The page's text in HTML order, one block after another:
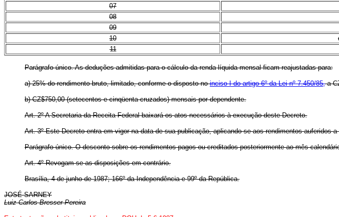
07
08
09
10
11
Parágrafo único. As deduções admitidas para o cálculo da renda líquida mensal ficam reajustadas para:
a) 25% do rendimento bruto, limitado, conforme o disposto noinciso I do artigo 6º da Lei nº 7.450/85,a
b) CZ$750,00 (setecentos e cinqüenta cruzados) mensais por dependente.
Art. 2º A Secretaria da Receita Federal baixará os atos necessários à execução deste Decreto.
Art. 3º Este Decreto entra em vigor na data de sua publicação, aplicando-se aos rendimentos auferidos a
Parágrafo único. O desconto sobre os rendimentos pagos ou creditados posteriormente ao mês
Art. 4º Revogam-se as disposições em contrário.
Brasília, 4 de junho de 1987; 166º da Independência e 99º da República.
JOSÉ SARNEY
Luiz Carlos Bresser Pereira